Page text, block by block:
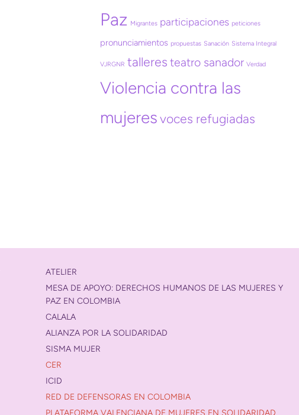
Paz Migrantes participaciones peticiones
pronunciamientos propuestas Sanación Sistema Integral
VJRGNR talleres teatro sanador Verdad
Violencia contra las
mujeres voces refugiadas
ATELIER
MESA DE APOYO: DERECHOS HUMANOS DE LAS MUJERES Y
PAZ EN COLOMBIA
CALALA
ALIANZA POR LA SOLIDARIDAD
SISMA MUJER
CER
ICID
RED DE DEFENSORAS EN COLOMBIA
PLATAFORMA VALENCIANA DE MUJERES EN SOLIDARIDAD